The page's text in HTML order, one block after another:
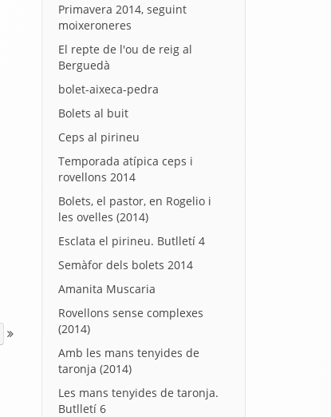
Primavera 2014, seguint
moixeroneres
El repte de l'ou de reig al
Berguedà
bolet-aixeca-pedra
Bolets al buit
Ceps al pirineu
Temporada atípica ceps i
rovellons 2014
Bolets, el pastor, en Rogelio i
les ovelles (2014)
Esclata el pirineu. Butlletí 4
Semàfor dels bolets 2014
Amanita Muscaria
Rovellons sense complexes
(2014)
Amb les mans tenyides de
taronja (2014)
Les mans tenyides de taronja.
Butlletí 6